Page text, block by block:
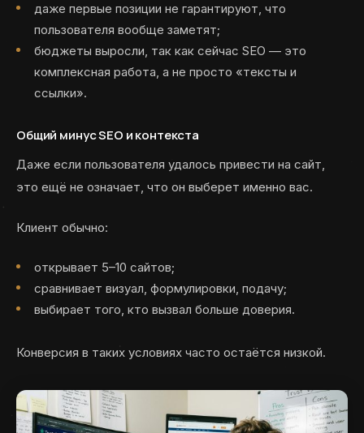
даже первые позиции не гарантируют, что
пользователя вообще заметят;
бюджеты выросли, так как сейчас SEO — это
комплексная работа, а не просто «тексты и
ссылки».
Общий минус SEO и контекста
Даже если пользователя удалось привести на сайт,
это ещё не означает, что он выберет именно вас.
Клиент обычно:
открывает 5–10 сайтов;
сравнивает визуал, формулировки, подачу;
выбирает того, кто вызвал больше доверия.
Конверсия в таких условиях часто остаётся низкой.